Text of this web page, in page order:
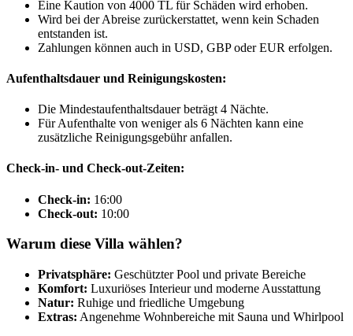
Eine Kaution von 4000 TL für Schäden wird erhoben.
Wird bei der Abreise zurückerstattet, wenn kein Schaden
entstanden ist.
Zahlungen können auch in USD, GBP oder EUR erfolgen.
Aufenthaltsdauer und Reinigungskosten:
Die Mindestaufenthaltsdauer beträgt 4 Nächte.
Für Aufenthalte von weniger als 6 Nächten kann eine
zusätzliche Reinigungsgebühr anfallen.
Check-in- und Check-out-Zeiten:
Check-in: 16:00
Check-out: 10:00
Warum diese Villa wählen?
Privatsphäre: Geschützter Pool und private Bereiche
Komfort: Luxuriöses Interieur und moderne Ausstattung
Natur: Ruhige und friedliche Umgebung
Extras: Angenehme Wohnbereiche mit Sauna und Whirlpool